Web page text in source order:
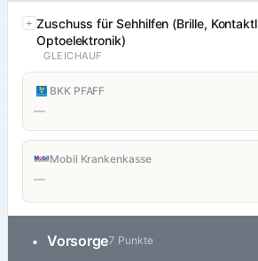
Zuschuss für Sehhilfen (Brille,
Optoelektronik)
GLEICHAUF
BKK PFAFF
—
Mobil Krankenkasse
—
• Vorsorge7 Punkte